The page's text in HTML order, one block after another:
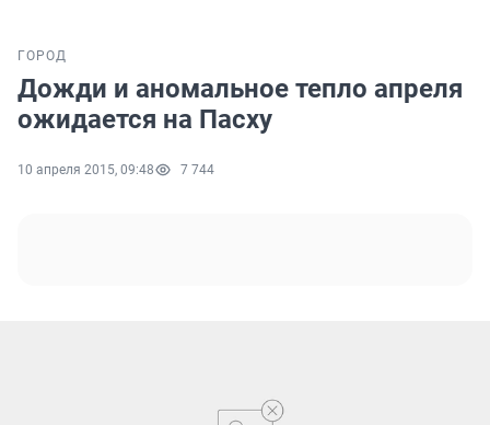
ГОРОД
Дожди и аномальное тепло апреля
ожидается на Пасху
10 апреля 2015, 09:48 7 744